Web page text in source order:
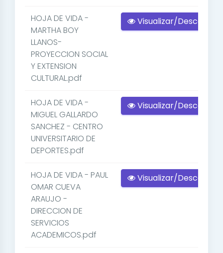
HOJA DE VIDA -
MARTHA BOY
LLANOS-
PROYECCION SOCIAL
Y EXTENSION
CULTURAL.pdf
Visualizar/Descargar
HOJA DE VIDA -
MIGUEL GALLARDO
SANCHEZ - CENTRO
UNIVERSITARIO DE
DEPORTES.pdf
Visualizar/Descargar
HOJA DE VIDA - PAUL
OMAR CUEVA
ARAUJO -
DIRECCION DE
SERVICIOS
ACADEMICOS.pdf
Visualizar/Descargar